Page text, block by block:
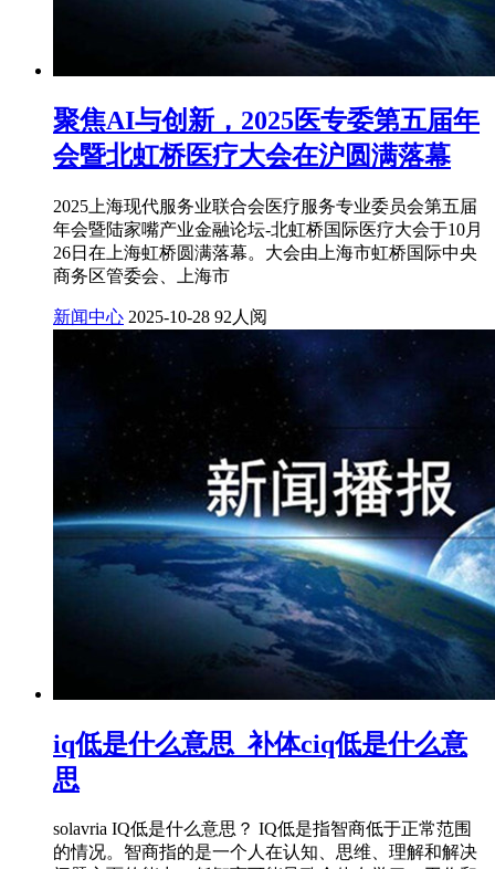
聚焦AI与创新，2025医专委第五届年
会暨北虹桥医疗大会在沪圆满落幕
2025上海现代服务业联合会医疗服务专业委员会第五届
年会暨陆家嘴产业金融论坛-北虹桥国际医疗大会于10月
26日在上海虹桥圆满落幕。大会由上海市虹桥国际中央
商务区管委会、上海市
新闻中心 2025-10-28 92人阅
iq低是什么意思_补体ciq低是什么意
思
solavria IQ低是什么意思？ IQ低是指智商低于正常范围
的情况。智商指的是一个人在认知、思维、理解和解决